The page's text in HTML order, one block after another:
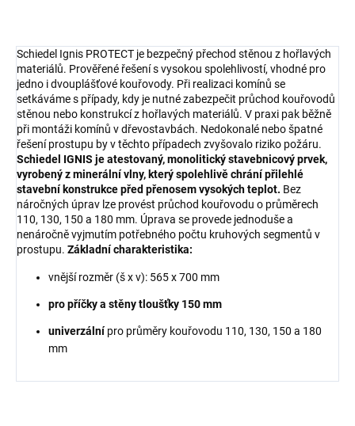
Schiedel Ignis PROTECT je bezpečný přechod stěnou z hořlavých
materiálů. Prověřené řešení s vysokou spolehlivostí, vhodné pro
jedno i dvouplášťové kouřovody. Při realizaci komínů se
setkáváme s případy, kdy je nutné zabezpečit průchod kouřovodů
stěnou nebo konstrukcí z hořlavých materiálů. V praxi pak běžně
při montáži komínů v dřevostavbách. Nedokonalé nebo špatné
řešení prostupu by v těchto případech zvyšovalo riziko požáru.
Schiedel IGNIS je atestovaný, monolitický stavebnicový prvek,
vyrobený z minerální vlny, který spolehlivě chrání přilehlé
stavební konstrukce před přenosem vysokých teplot. Bez
náročných úprav lze provést průchod kouřovodu o průměrech
110, 130, 150 a 180 mm. Úprava se provede jednoduše a
nenáročně vyjmutím potřebného počtu kruhových segmentů v
prostupu. Základní charakteristika:
vnější rozměr (š x v): 565 x 700 mm
pro příčky a stěny tloušťky 150 mm
univerzálnípro průměry kouřovodu 110, 130, 150 a 180
mm